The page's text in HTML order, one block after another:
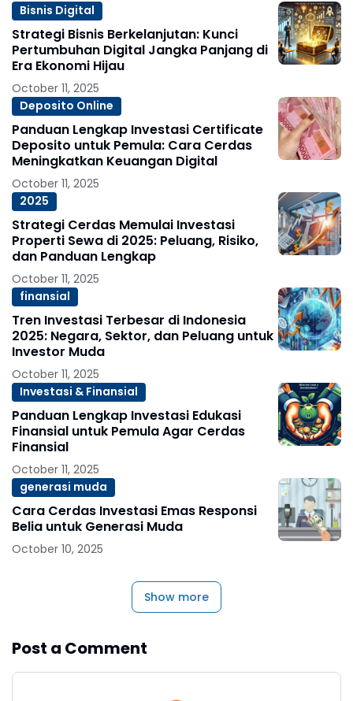
Bisnis Digital
Strategi Bisnis Berkelanjutan: Kunci
Pertumbuhan Digital Jangka Panjang di
Era Ekonomi Hijau
October 11, 2025
Deposito Online
Panduan Lengkap Investasi Certificate
Deposito untuk Pemula: Cara Cerdas
Meningkatkan Keuangan Digital
October 11, 2025
2025
Strategi Cerdas Memulai Investasi
Properti Sewa di 2025: Peluang, Risiko,
dan Panduan Lengkap
October 11, 2025
finansial
Tren Investasi Terbesar di Indonesia
2025: Negara, Sektor, dan Peluang untuk
Investor Muda
October 11, 2025
Investasi & Finansial
Panduan Lengkap Investasi Edukasi
Finansial untuk Pemula Agar Cerdas
Finansial
October 11, 2025
generasi muda
Cara Cerdas Investasi Emas Responsi
Belia untuk Generasi Muda
October 10, 2025
Show more
Post a Comment